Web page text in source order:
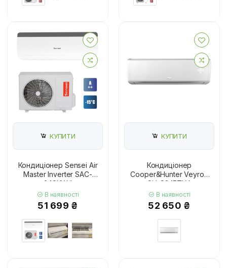
КУПИТИ
Кондиціонер Sensei Air
Master Inverter SAC-
24SKW/I
В наявності
51 699 ₴
КУПИТИ
Кондиціонер
Cooper&Hunter Veyron
CH-S24FTXA
В наявності
52 650 ₴